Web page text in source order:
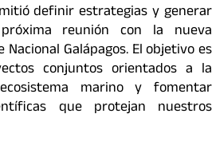
definir estrategias y generar
reunión con la nueva
Galápagos. El objetivo es
conjuntos orientados a la
marino y fomentar
que protejan nuestros